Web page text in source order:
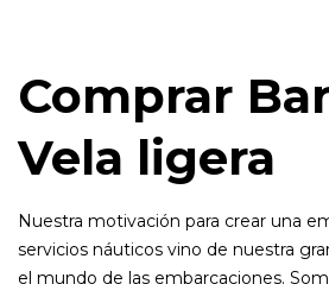
Comprar
Vela ligera
Nuestra motivación para crear una
servicios náuticos vino de nuestra
el mundo de las embarcaciones.